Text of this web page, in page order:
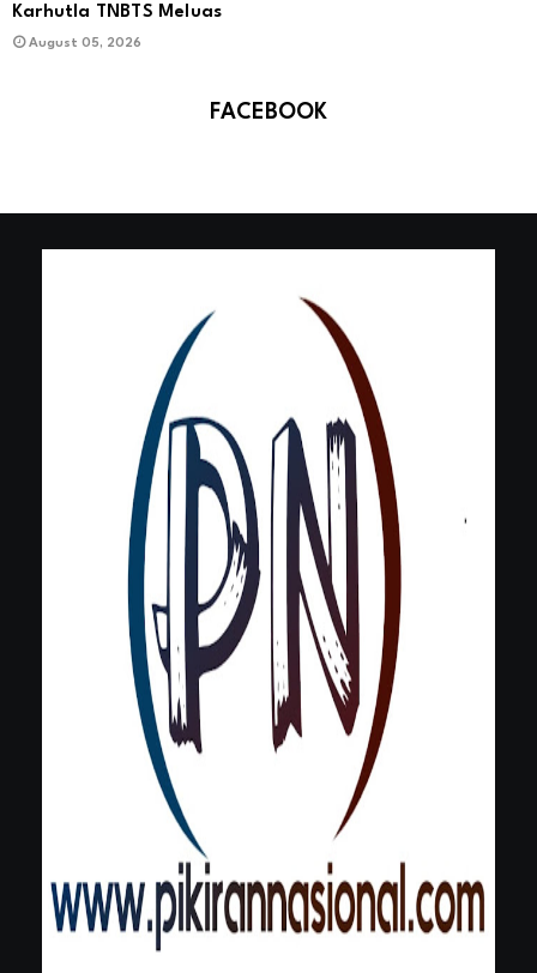
Karhutla TNBTS Meluas
August 05, 2026
FACEBOOK